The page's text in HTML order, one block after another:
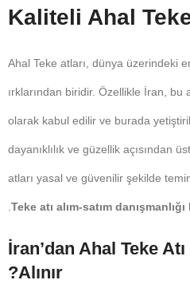
Kaliteli Ahal
Ahal Teke atları, dünya üzerindeki
ırklarından biridir. Özellikle İran, bu
olarak kabul edilir ve burada
dayanıklılık ve güzellik açısından
atları yasal ve güvenilir şekilde
Teke atı alım-satım danışmanlığı
İran’dan Ahal Teke
Alınır?